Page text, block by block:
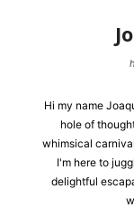
Hi my name
hole of
whimsical
I'm here to
delightful